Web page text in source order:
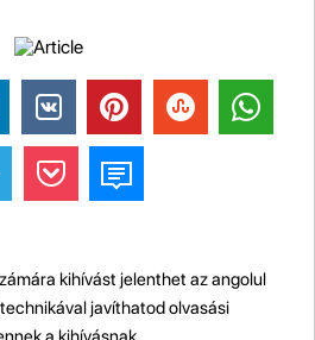
kihívást jelenthet az angolul
javíthatod olvasási